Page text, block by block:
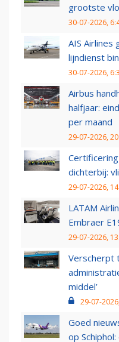
grootste
30-07-2026,
AIS Airlines
lijndienst
30-07-2026,
Airbus
halfjaar:
per maand
29-07-2026,
dichterbij:
29-07-2026,
LATAM
Embraer
29-07-2026,
Verscherpt
middel’
29-07-
Goed
op